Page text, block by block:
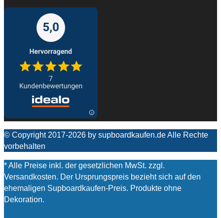
© Copyright 2017-2026 by supboardkaufen.de Alle Rechte
vorbehalten
* Alle Preise inkl. der gesetzlichen MwSt. zzgl.
Versandkosten. Der Ursprungspreis bezieht sich auf den
ehemaligen Supboardkaufen-Preis. Produkte ohne
Dekoration.